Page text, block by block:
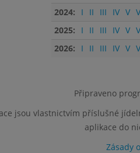
2024:
I II III IV V
2025:
I II III IV V
2026:
I II III IV V
Připraveno
jsou vlastnictvím příslušné
aplikace do
Zásady